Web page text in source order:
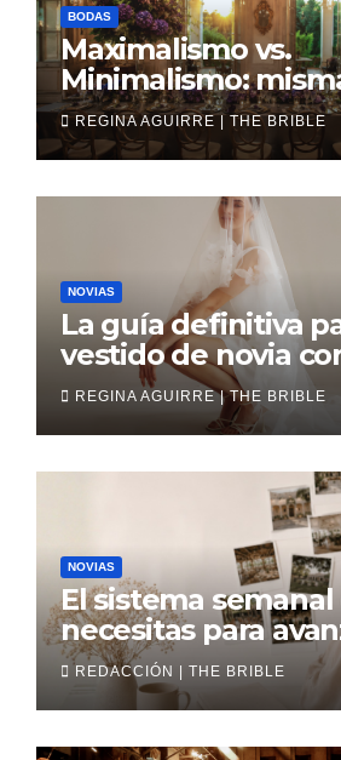
BODAS
Maximalismo vs.
Minimalismo:
revés
REGINA AGUIRRE | THE BRIBLE
NOVIAS
La guía definitiva
vestido de novia
REGINA AGUIRRE | THE BRIBLE
NOVIAS
El sistema
necesitas para
boda
REDACCIÓN | THE BRIBLE